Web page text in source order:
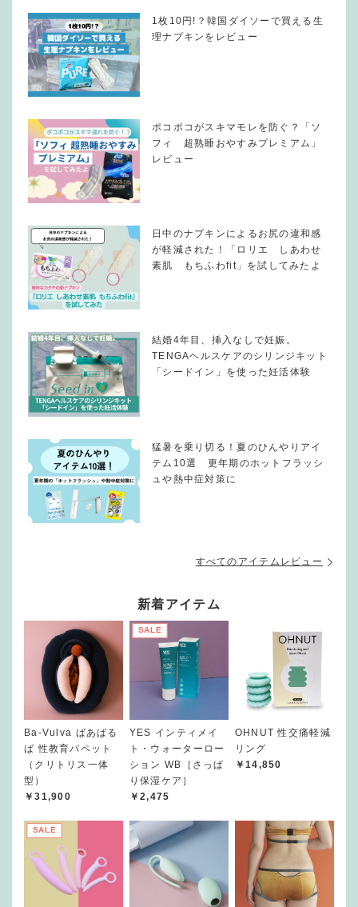
1枚10円!？韓国ダイソーで買える生
理ナプキンをレビュー
ポコポコがスキマモレを防ぐ？「ソ
フィ 超熟睡おやすみプレミアム」
レビュー
日中のナプキンによるお尻の違和感
が軽減された！「ロリエ しあわせ
素肌 もちふわfit」を試してみたよ
結婚4年目、挿入なしで妊娠。
TENGAヘルスケアのシリンジキット
「シードイン」を使った妊活体験
猛暑を乗り切る！夏のひんやりアイ
テム10選 更年期のホットフラッシ
ュや熱中症対策に
すべてのアイテムレビュー
新着アイテム
Ba-Vulva ばあばる
ば 性教育パペット
（クリトリス一体
型）
￥31,900
SALE
YES インティメイ
ト・ウォーターロー
ション WB［さっぱ
り保湿ケア］
￥2,475
OHNUT 性交痛軽減
リング
￥14,850
SALE